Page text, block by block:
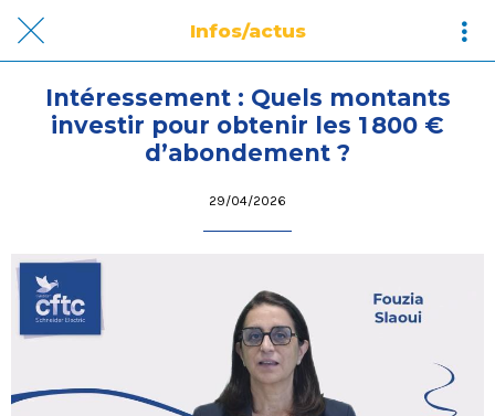
Infos/actus
Intéressement : Quels montants
investir pour obtenir les 1 800 €
d’abondement ?
29/04/2026